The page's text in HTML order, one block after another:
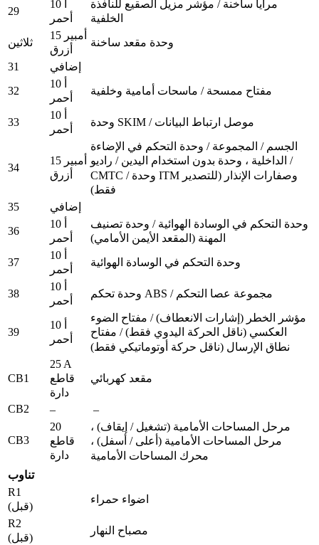
29
10 أ
أحمر
مرايا ساخنة / مؤشر مزيل الصقيع للنافذة
الخلفية
ثلاثين
15 أمبير
أزرق
وحدة مقعد ساخنة
31
إضافي
32
10 أ
أحمر
مفتاح ممسحة / ماسحات أمامية وخلفية
33
10 أ
أحمر
وحدة SKIM / موصل ارتباط البيانات
34
15 أمبير
أزرق
الجسم / المجموعة / وحدة التحكم في الإضاءة
الداخلية ، وحدة بدون استخدام اليدين / راديو /
CMTC / وحدة ITM وصفارات الإنذار (للتصدير
فقط)
35
إضافي
36
10 أ
أحمر
وحدة التحكم في الوسادة الهوائية / وحدة تصنيف
المهنة (المقعد الأيمن الأمامي)
37
10 أ
أحمر
وحدة التحكم في الوسادة الهوائية
38
10 أ
أحمر
وحدة تحكم ABS / مجموعة عصا التحكم
39
10 أ
أحمر
مؤشر الخطر (إشارات الانعطاف) / مفتاح الضوء
العكسي (ناقل الحركة اليدوي فقط) / مفتاح
نطاق الإرسال (ناقل حركة أوتوماتيكي فقط)
CB1
25 A
قاطع
دارة
مقعد كهربائي
CB2 – –
CB3
20
قاطع
دارة
مرحل المساحات الأمامية (تشغيل / إيقاف) ،
مرحل المساحات الأمامية (أعلى / أسفل) ،
محرك المساحات الأمامية
تناوب
R1
(قبل)
اضواء حمراء
R2
(قبل)
مصباح النهار